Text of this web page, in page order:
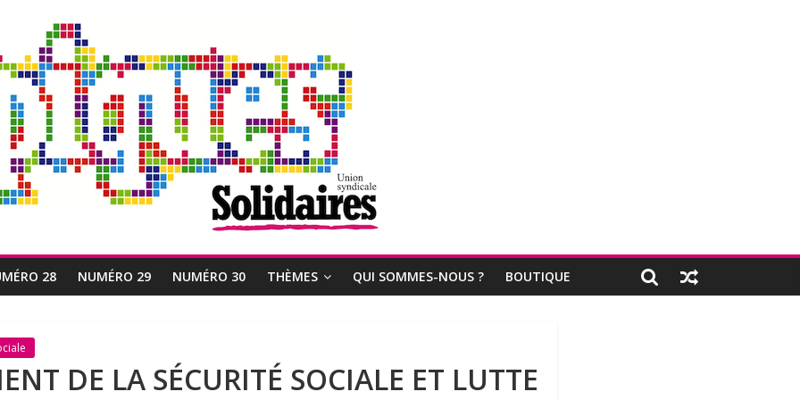
28 NUMÉRO 29 NUMÉRO 30 THÈMES QUI SOMMES-NOUS ? BOUTIQUE
DE LA SÉCURITÉ SOCIALE ET LUTTE